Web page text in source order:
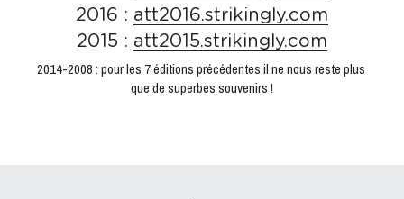
2016 : att2016.strikingly.com
2015 : att2015.strikingly.com
2014-2008 : pour les 7 éditions précédentes il ne nous reste plus
que de superbes souvenirs !